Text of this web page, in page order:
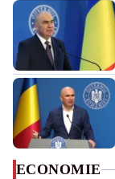
ECONOMIE